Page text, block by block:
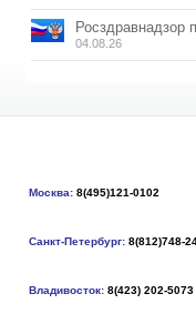
Росздравнадзор
04.08.26
Москва: 8(495)121-0102
Санкт-Петербург: 8(812)748-
Владивосток: 8(423) 202-5073